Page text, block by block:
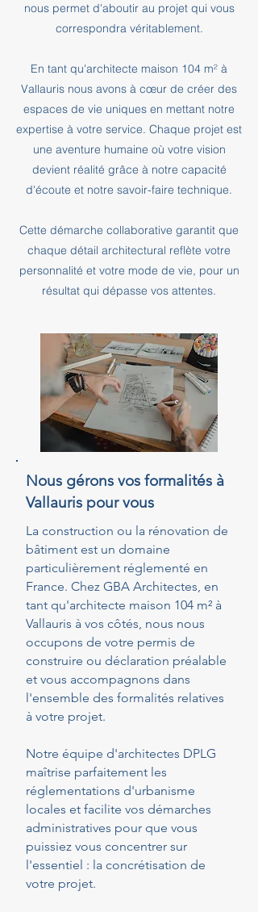
nous permet d'aboutir au projet qui vous
correspondra véritablement.
En tant qu'architecte maison 104 m² à
Vallauris nous avons à cœur de créer des
espaces de vie uniques en mettant notre
expertise à votre service. Chaque projet est
une aventure humaine où votre vision
devient réalité grâce à notre capacité
d'écoute et notre savoir-faire technique.
Cette démarche collaborative garantit que
chaque détail architectural reflète votre
personnalité et votre mode de vie, pour un
résultat qui dépasse vos attentes.
Nous gérons vos formalités à
Vallauris pour vous
La construction ou la rénovation de
bâtiment est un domaine
particulièrement réglementé en
France. Chez GBA Architectes, en
tant qu'architecte maison 104 m² à
Vallauris à vos côtés, nous nous
occupons de votre permis de
construire ou déclaration préalable
et vous accompagnons dans
l'ensemble des formalités relatives
à votre projet.
Notre équipe d'architectes DPLG
maîtrise parfaitement les
réglementations d'urbanisme
locales et facilite vos démarches
administratives pour que vous
puissiez vous concentrer sur
l'essentiel : la concrétisation de
votre projet.